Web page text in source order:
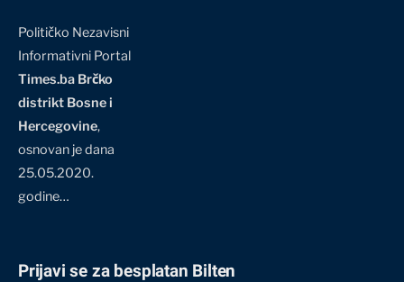
Političko Nezavisni
Informativni Portal
Times.ba Brčko
distrikt Bosne i
Hercegovine,
osnovan je dana
25.05.2020.
godine…
Prijavi se za besplatan Bilten